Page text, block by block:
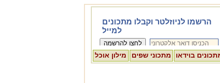
בוידאו מתכוני שפים מילון אוכל